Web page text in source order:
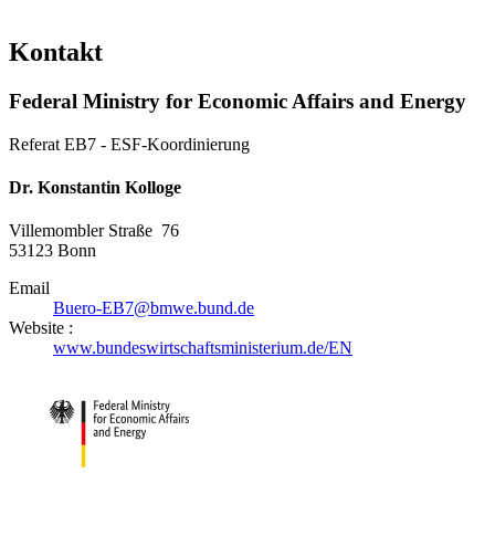
Kontakt
Federal Ministry for Economic Affairs and Energy
Referat EB7 - ESF-Koordinierung
Dr. Konstantin Kolloge
Villemombler Straße 76
53123 Bonn
Email
Buero-EB7@bmwe.bund.de
Website :
www.bundeswirtschaftsministerium.de/EN